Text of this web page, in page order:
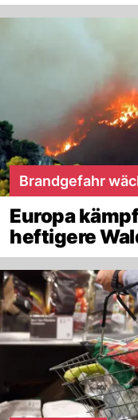
Brandgefahr
Europa
heftigere